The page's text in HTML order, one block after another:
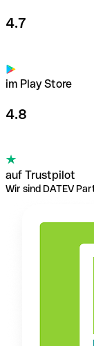
4.7
im Play Store
4.8
auf Trustpilot
Wir sind DATEV